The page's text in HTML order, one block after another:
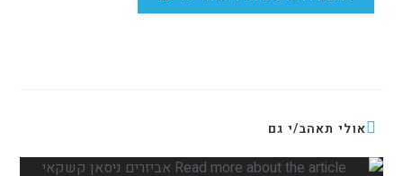
אולי תאהב/י גם